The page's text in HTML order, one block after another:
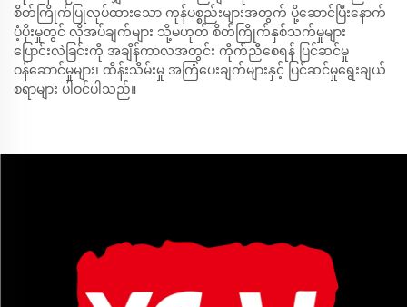
စိတ်ကြိုက်ပြုလုပ်ထားသော ကုန်ပစ္စည်းများအတွက် ပို့ဆောင်ပြီးနောက်
ပံ့ပိုးမှုတွင် လိုအပ်ချက်များ သို့မဟုတ် စိတ်ကြိုက်နှစ်သက်မှုများ
ပြောင်းလဲခြင်းကို အချိန်ကာလအတွင်း ကိုက်ညီစေရန် ပြင်ဆင်မှု
ဝန်ဆောင်မှုများ၊ ထိန်းသိမ်းမှု အကြံပေးချက်များနှင့် ပြင်ဆင်မှုရွေးချယ်
စရာများ ပါဝင်ပါသည်။